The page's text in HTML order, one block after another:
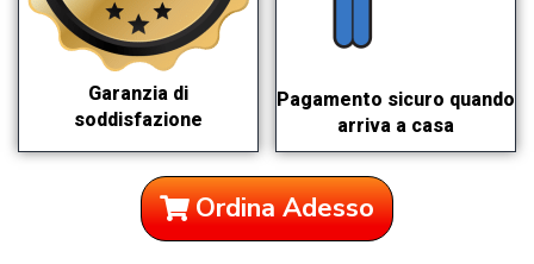
Garanzia di
soddisfazione
Pagamento sicuro quando
arriva a casa
Ordina Adesso